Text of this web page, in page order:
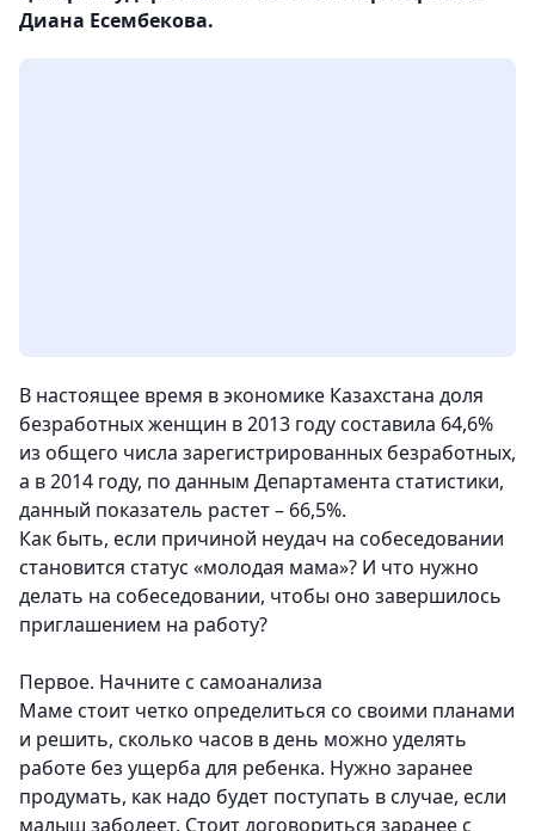
Диана Есембекова.
В настоящее время в экономике Казахстана доля
безработных женщин в 2013 году составила 64,6%
из общего числа зарегистрированных безработных,
а в 2014 году, по данным Департамента статистики,
данный показатель растет – 66,5%.
Как быть, если причиной неудач на собеседовании
становится статус «молодая мама»? И что нужно
делать на собеседовании, чтобы оно завершилось
приглашением на работу?
Первое. Начните с самоанализа
Маме стоит четко определиться со своими планами
и решить, сколько часов в день можно уделять
работе без ущерба для ребенка. Нужно заранее
продумать, как надо будет поступать в случае, если
малыш заболеет. Стоит договориться заранее с